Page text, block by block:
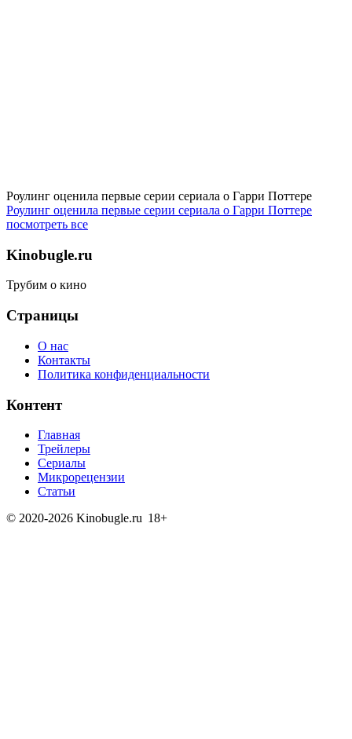
Роулинг оценила первые серии сериала о Гарри Поттере
Роулинг оценила первые серии сериала о Гарри Поттере
посмотреть все
Kinobugle.ru
Трубим о кино
Страницы
О нас
Контакты
Политика конфиденциальности
Контент
Главная
Трейлеры
Сериалы
Микрорецензии
Статьи
© 2020-2026 Kinobugle.ru 18+